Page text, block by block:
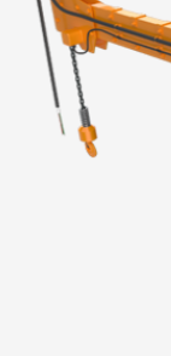
홍보센터